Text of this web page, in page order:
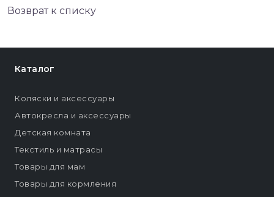
Возврат к списку
Каталог
Коляски и аксессуары
Автокресла и аксессуары
Детская комната
Текстиль и матрасы
Товары для мам
Товары для кормления